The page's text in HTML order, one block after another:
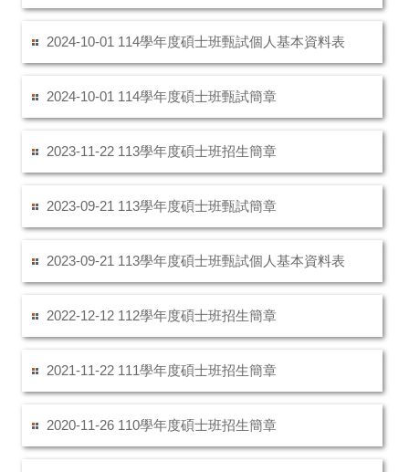
2024-10-01 114學年度碩士班甄試個人基本資料表
2024-10-01 114學年度碩士班甄試簡章
2023-11-22 113學年度碩士班招生簡章
2023-09-21 113學年度碩士班甄試簡章
2023-09-21 113學年度碩士班甄試個人基本資料表
2022-12-12 112學年度碩士班招生簡章
2021-11-22 111學年度碩士班招生簡章
2020-11-26 110學年度碩士班招生簡章